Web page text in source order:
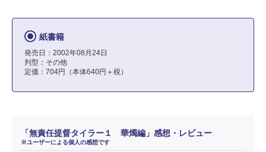
紙書籍
発売日：2002年08月24日
判型：その他
定価：704円（本体640円＋税）
「無責任提督タイラー１ 華燭編」感想・レビュー
※ユーザーによる個人の感想です